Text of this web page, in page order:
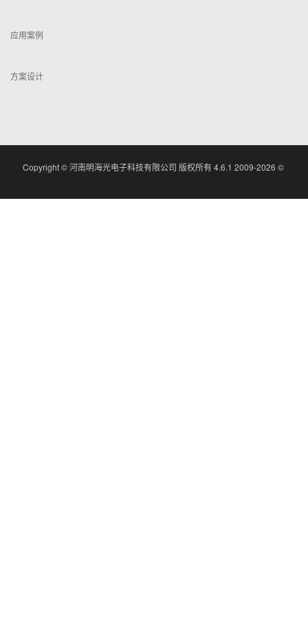
应用案例
方案设计
Copyright ©河南明海光电子科技有限公司 版权所有4.6.1 2009-2026 ©